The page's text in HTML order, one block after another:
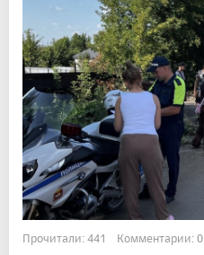
Прочитали: 441 Комментарии: 0